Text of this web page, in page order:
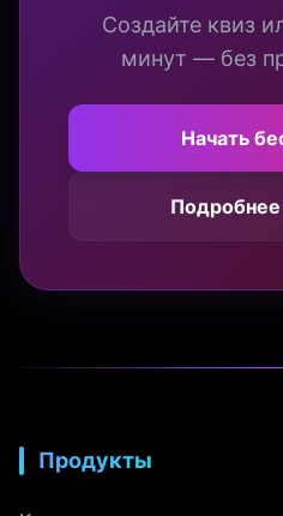
Создайте квиз
минут — без
Начать
Подробнее
Продукты